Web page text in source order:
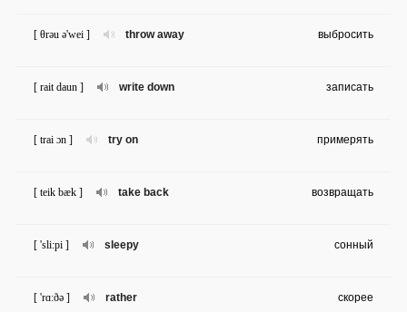
throw away
[ θrəu ə'wei ] выбросить
write down
[ rait daun ] записать
try on
[ trai ɔn ] примерять
take back
[ teik bæk ] возвращать
sleepy
[ 'sli:pi ] сонный
rather
[ 'rɑ:ðə ] скорее